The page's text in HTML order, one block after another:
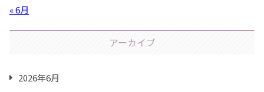
« 6月
アーカイブ
2026年6月